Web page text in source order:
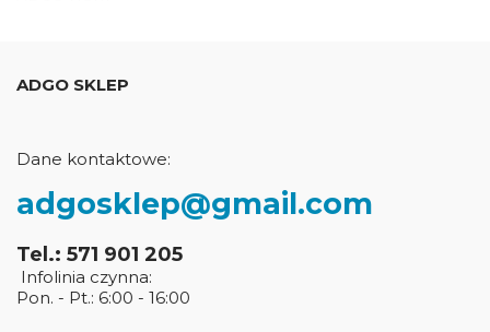
ADGO SKLEP
Dane kontaktowe:
adgosklep@gmail.com
Tel.: 571 901 205
Infolinia czynna:
Pon. - Pt.: 6:00 - 16:00